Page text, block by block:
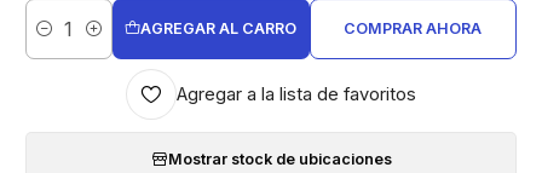
Cantidad
AGREGAR AL CARRO COMPRAR AHORA
Agregar a la lista de favoritos
Mostrar stock de ubicaciones